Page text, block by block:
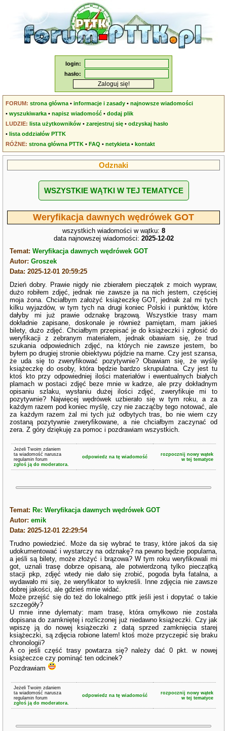
login:
hasło:
FORUM: strona główna •informacje i zasady •najnowsze wiadomości
•wyszukiwarka •napisz wiadomość •dodaj plik
LUDZIE: lista użytkowników •zarejestruj się •odzyskaj hasło
•lista oddziałów PTTK
RÓŻNE: strona główna PTTK •FAQ •netykieta •kontakt
Odznaki
WSZYSTKIE WĄTKI W TEJ TEMATYCE
Weryfikacja dawnych wędrówek GOT
wszystkich wiadomości w wątku: 8
data najnowszej wiadomości: 2025-12-02
Temat:Weryfikacja dawnych wędrówek GOT
Autor:Groszek
Data: 2025-12-01 20:59:25
Dzień dobry. Prawie nigdy nie zbierałem pieczątek z moich wypraw,
dużo robiłem zdjęć, jednak nie zawsze ja na nich jestem, częściej
moja żona. Chciałbym założyć książeczkę GOT, jednak żal mi tych
kilku wyjazdów, w tym tych na drugi koniec Polski i punktów, które
dałyby mi już prawie odznakę brązową. Wszystkie trasy mam
dokładnie zapisane, doskonale je również pamiętam, mam jakieś
bilety, dużo zdjęć. Chciałbym przepisać je do książeczki i zgłosić do
weryfikacji z zebranym materiałem, jednak obawiam się, że trud
szukania odpowiednich zdjęć, na których nie zawsze jestem, bo
byłem po drugiej stronie obiektywu pójdzie na marne. Czy jest szansa,
że uda się to zweryfikować pozytywnie? Obawiam się, że wyślę
książeczkę do osoby, która będzie bardzo skrupulatna. Czy jest tu
ktoś kto przy odpowiedniej ilości materiałów i ewentualnych białych
plamach w postaci zdjęć beze mnie w kadrze, ale przy dokładnym
opisaniu szlaku, wysłaniu dużej ilości zdjęć, zweryfikuje mi to
pozytywnie? Najwięcej wędrówek uzbierało się w tym roku, a za
każdym razem pod koniec myślę, czy nie zacząćby tego notować, ale
za każdym razem żal mi tych już odbytych tras, bo nie wiem czy
zostaną pozytywnie zweryfikowane, a nie chciałbym zaczynać od
zera. Z góry dziękuję za pomoc i pozdrawiam wszystkich.
Jeżeli Twoim zdaniem
ta wiadomość narusza
regulamin forum
zgłoś ją do moderatora.
odpowiedz na tę wiadomość
rozpocznij nowy wątek
w tej tematyce
Temat: Re: Weryfikacja dawnych wędrówek GOT
Autor:emik
Data: 2025-12-01 22:29:54
Trudno powiedzieć. Może da się wybrać te trasy, które jakoś da się
udokumentować i wystarczy na odznakę? na pewno będzie popularna,
a jeśli są bilety, może złożyć i brązowa? W tym roku weryfikowali mi
got, uznali trasę dobrze opisaną, ale potwierdzoną tylko pieczątką
stacji pkp, zdjęć wtedy nie dało się zrobić, pogoda była fatalna, a
wydawało mi się, że weryfikator to wykreśli. Inne zdjęcia nie zawsze
dobrej jakości, ale gdzieś mnie widać.
Może przejść się do też do lokalnego pttk jeśli jest i dopytać o takie
szczegóły?
U mnie inne dylematy: mam trasę, która omyłkowo nie została
dopisana do zamkniętej i rozliczonej już niedawno książeczki. Czy jak
wpiszę ją do nowej książeczki z datą sprzed zamknięcia starej
książeczki, są zdjęcia robione latem! ktoś może przyczepić się braku
chronologii?
A co jeśli część trasy powtarza się? należy dać 0 pkt. w nowej
książeczce czy pominąć ten odcinek?
Pozdrawiam
Jeżeli Twoim zdaniem
ta wiadomość narusza
regulamin forum
zgłoś ją do moderatora.
odpowiedz na tę wiadomość
rozpocznij nowy wątek
w tej tematyce